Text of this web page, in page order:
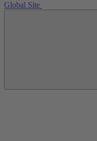
Global Site